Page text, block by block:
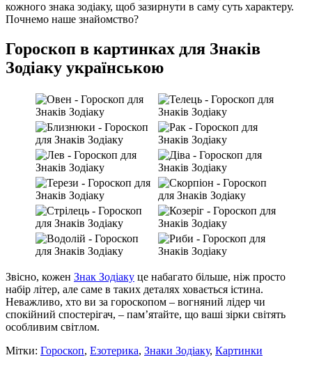
кожного знака зодіаку, щоб зазирнути в саму суть характеру.
Почнемо наше знайомство?
Гороскоп в картинках для Знаків
Зодіаку українською
Звісно, кожен Знак Зодіаку це набагато більше, ніж просто
набір літер, але саме в таких деталях ховається істина.
Неважливо, хто ви за гороскопом – вогняний лідер чи
спокійний спостерігач, – пам’ятайте, що ваші зірки світять
особливим світлом.
Мітки: Гороскоп, Езотерика, Знаки Зодіаку, Картинки